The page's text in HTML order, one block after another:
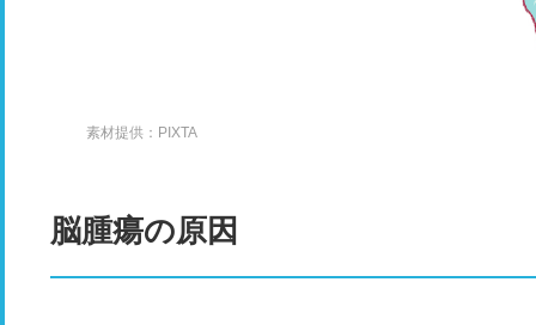
素材提供：PIXTA
脳腫瘍の原因